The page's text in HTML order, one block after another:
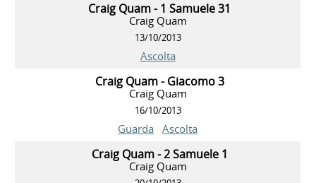
Craig Quam - 1 Samuele 31
Craig Quam
13/10/2013
Ascolta
Craig Quam - Giacomo 3
Craig Quam
16/10/2013
Guarda Ascolta
Craig Quam - 2 Samuele 1
Craig Quam